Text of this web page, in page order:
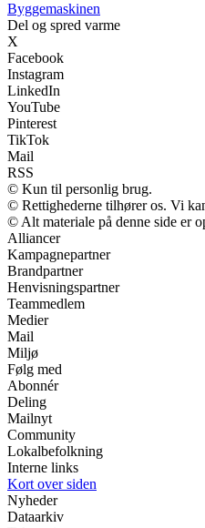
Byggemaskinen
Del og spred varme
X
Facebook
Instagram
LinkedIn
YouTube
Pinterest
TikTok
Mail
RSS
© Kun til personlig brug.
© Rettighederne tilhører os. Vi
© Alt materiale på denne side er
Alliancer
Kampagnepartner
Brandpartner
Henvisningspartner
Teammedlem
Medier
Mail
Miljø
Følg med
Abonnér
Deling
Mailnyt
Community
Lokalbefolkning
Interne links
Kort over siden
Nyheder
Dataarkiv